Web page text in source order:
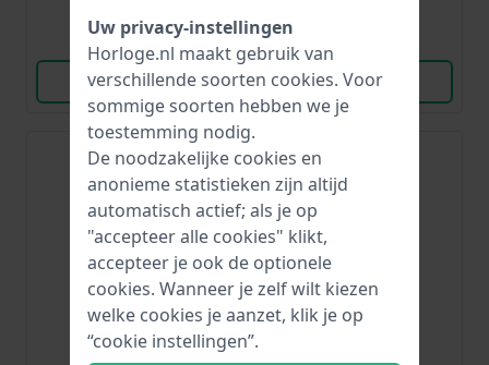
Vergelijk
Bekijk Product
Bekijk Product
Hamilton
Uw privacy-instellingen
Horloge.nl maakt gebruik van
verschillende soorten cookies. Voor
sommige soorten hebben we je
toestemming nodig.
De noodzakelijke cookies en
anonieme statistieken zijn altijd
automatisch actief; als je op
"accepteer alle cookies" klikt,
accepteer je ook de optionele
cookies. Wanneer je zelf wilt kiezen
welke cookies je aanzet, klik je op
“cookie instellingen”.